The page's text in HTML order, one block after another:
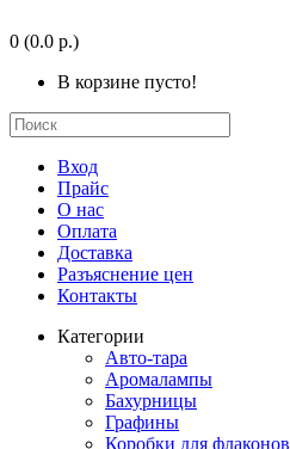
0 (0.0 р.)
В корзине пусто!
Вход
Прайс
О нас
Оплата
Доставка
Разъяснение цен
Контакты
Категории
Авто-тара
Аромалампы
Бахурницы
Графины
Коробки для флаконов